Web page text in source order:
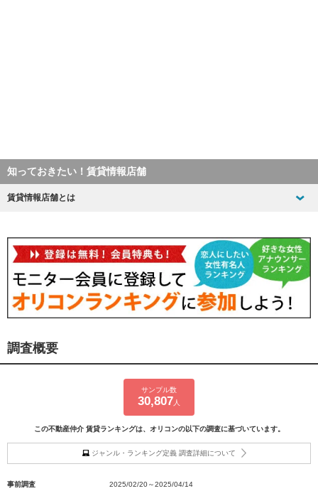
知っておきたい！賃貸情報店舗
賃貸情報店舗とは
調査概要
サンプル数
30,807人
この不動産仲介 賃貸ランキングは、オリコンの以下の調査に基づいています。
ジャンル・ランキング定義 調査詳細について
事前調査
2025/02/20～2025/04/14